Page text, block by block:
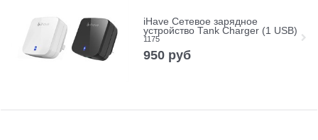
iHave Сетевое зарядное
устройство Tank Charger (1 USB)
1175
950 руб